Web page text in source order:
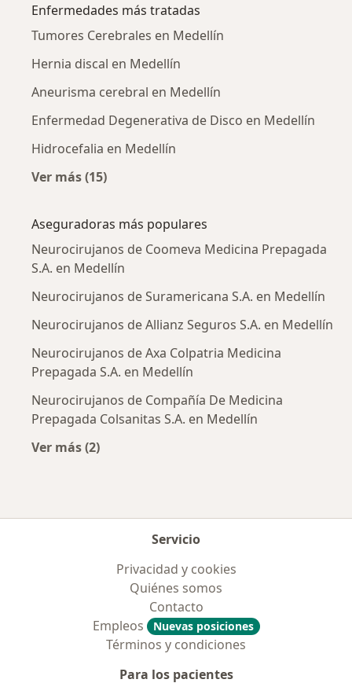
Enfermedades más tratadas
Tumores Cerebrales en Medellín
Hernia discal en Medellín
Aneurisma cerebral en Medellín
Enfermedad Degenerativa de Disco en Medellín
Hidrocefalia en Medellín
Ver más (15)
Aseguradoras más populares
Neurocirujanos de Coomeva Medicina Prepagada
S.A. en Medellín
Neurocirujanos de Suramericana S.A. en Medellín
Neurocirujanos de Allianz Seguros S.A. en Medellín
Neurocirujanos de Axa Colpatria Medicina
Prepagada S.A. en Medellín
Neurocirujanos de Compañía De Medicina
Prepagada Colsanitas S.A. en Medellín
Ver más (2)
Servicio
Privacidad y cookies
Quiénes somos
Contacto
Empleos
Nuevas posiciones
Términos y condiciones
Para los pacientes